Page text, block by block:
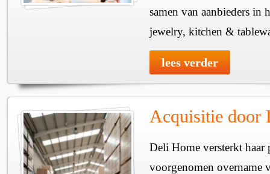
samen van aanbieders in
jewelry, kitchen &
lees verder
Acquisitie door
Deli Home versterkt haar
voorgenomen overname